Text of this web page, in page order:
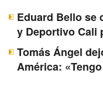
Eduard Bello se
y Deportivo Cali
Tomás Ángel
América: